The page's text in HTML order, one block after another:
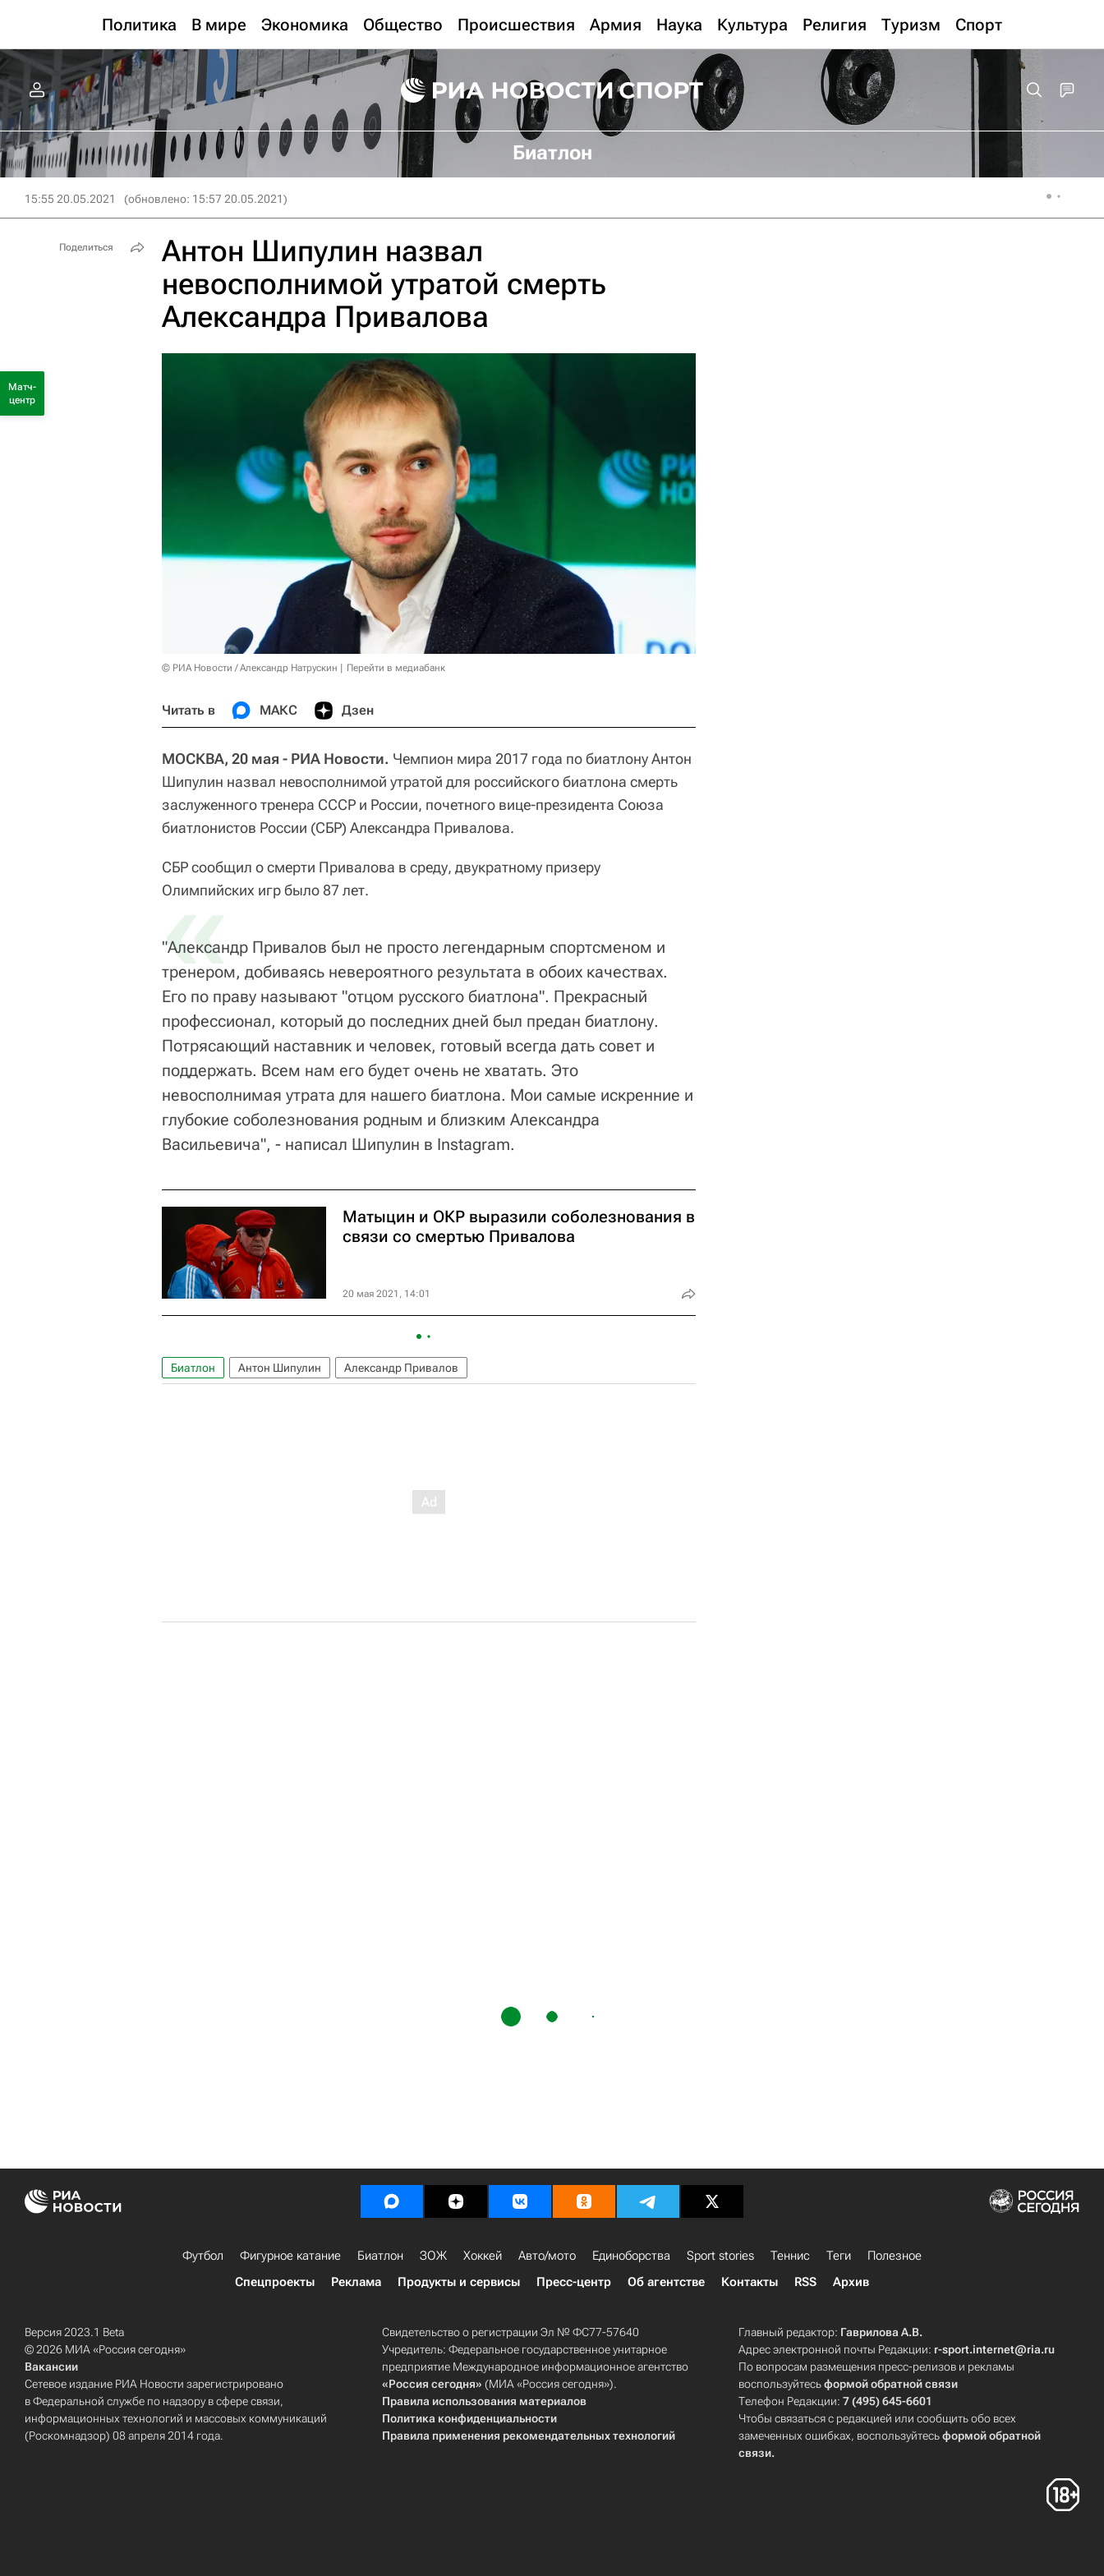
Политика В мире Экономика Общество Происшествия Армия Наука Культура Религия Туризм Спорт
Биатлон
15:55 20.05.2021 (обновлено: 15:57 20.05.2021)
Антон Шипулин назвал
невосполнимой утратой смерть
Александра Привалова
© РИА Новости / Александр Натрускин Перейти в медиабанк
Читать в МАКС Дзен
МОСКВА, 20 мая - РИА Новости. Чемпион мира 2017 года по биатлону Антон
Шипулин назвал невосполнимой утратой для российского биатлона смерть
заслуженного тренера СССР и России, почетного вице-президента Союза
биатлонистов России (СБР) Александра Привалова.
СБР сообщил о смерти Привалова в среду, двукратному призеру
Олимпийских игр было 87 лет.
«
"Александр Привалов был не просто легендарным спортсменом и
тренером, добиваясь невероятного результата в обоих качествах.
Его по праву называют "отцом русского биатлона". Прекрасный
профессионал, который до последних дней был предан биатлону.
Потрясающий наставник и человек, готовый всегда дать совет и
поддержать. Всем нам его будет очень не хватать. Это
невосполнимая утрата для нашего биатлона. Мои самые искренние и
глубокие соболезнования родным и близким Александра
Васильевича", - написал Шипулин в Instagram.
Матыцин и ОКР выразили соболезнования в
связи со смертью Привалова
20 мая 2021, 14:01
Биатлон Антон Шипулин Александр Привалов
Поделиться
Матч-
центр
Футбол Фигурное катание Биатлон ЗОЖ Хоккей Авто/мото Единоборства Sport stories Теннис Теги
Полезное
Спецпроекты
Реклама Продукты и сервисы Пресс-центр Об агентстве Контакты RSS Архив
Версия 2023.1 Beta
© 2026 МИА «Россия сегодня»
Вакансии
Сетевое издание РИА Новости зарегистрировано
в Федеральной службе по надзору в сфере связи,
информационных технологий и массовых коммуникаций
(Роскомнадзор) 08 апреля 2014 года.
Свидетельство о регистрации Эл № ФС77-57640
Учредитель: Федеральное государственное унитарное
предприятие Международное информационное агентство
«Россия сегодня» (МИА «Россия сегодня»).
Правила использования материалов
Политика конфиденциальности
Правила применения рекомендательных технологий
Главный редактор: Гаврилова А.В.
Адрес электронной почты Редакции: r-sport.internet@ria.ru
По вопросам размещения пресс-релизов и рекламы
воспользуйтесьформой обратной связи
Телефон Редакции:7 (495) 645-6601
Чтобы связаться с редакцией или сообщить обо всех
замеченных ошибках, воспользуйтесьформой обратной
связи.